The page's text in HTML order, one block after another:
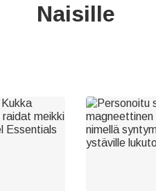
Naisille